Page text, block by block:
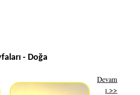
- Doğa
Devam
ı >>